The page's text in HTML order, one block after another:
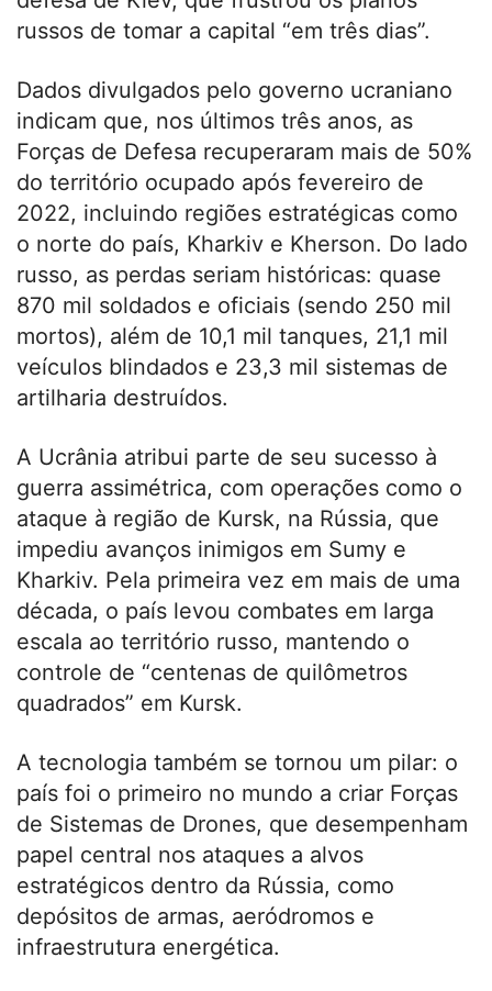
russos de tomar a capital “em três dias”.
Dados divulgados pelo governo ucraniano
indicam que, nos últimos três anos, as
Forças de Defesa recuperaram mais de 50%
do território ocupado após fevereiro de
2022, incluindo regiões estratégicas como
o norte do país, Kharkiv e Kherson. Do lado
russo, as perdas seriam históricas: quase
870 mil soldados e oficiais (sendo 250 mil
mortos), além de 10,1 mil tanques, 21,1 mil
veículos blindados e 23,3 mil sistemas de
artilharia destruídos.
A Ucrânia atribui parte de seu sucesso à
guerra assimétrica, com operações como o
ataque à região de Kursk, na Rússia, que
impediu avanços inimigos em Sumy e
Kharkiv. Pela primeira vez em mais de uma
década, o país levou combates em larga
escala ao território russo, mantendo o
controle de “centenas de quilômetros
quadrados” em Kursk.
A tecnologia também se tornou um pilar: o
país foi o primeiro no mundo a criar Forças
de Sistemas de Drones, que desempenham
papel central nos ataques a alvos
estratégicos dentro da Rússia, como
depósitos de armas, aeródromos e
infraestrutura energética.